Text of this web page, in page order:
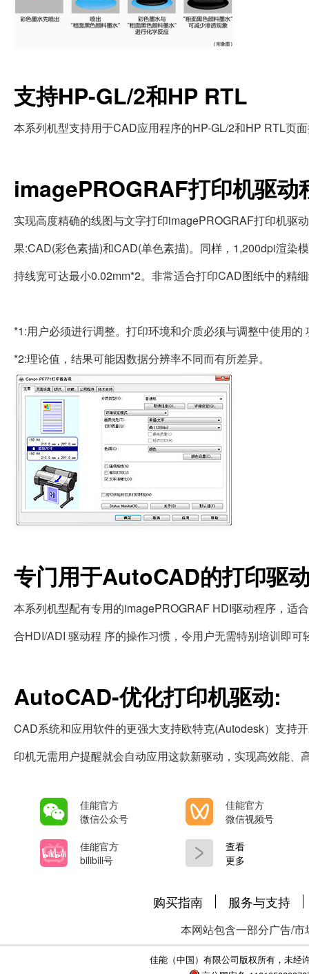
支持HP-GL/2和HP RTL
本系列机型支持用于CAD应用程序的HP-GL/2和HP RTL页
imagePROGRAF打印机驱动
实现高度精确的线图与文字打印imagePROGRAF打印机驱
果:CAD(彩色素描)和CAD(单色素描)。同样，1,200dpi渲染
持线宽可达最小0.02mm*2。非常适合打印CAD图纸中的精
*1:用户必须进行调整。打印环境和介质必须与调整中使用
*2:理论值，结果可能因数据分辨率不同而有所差异。
专门用于AutoCAD的打印驱
本系列机型配有专用的imagePROGRAF HDI驱动程序，适
合HDI/ADI 驱动程 序的操作习惯，令用户无需特别培训即可
AutoCAD-优化打印机驱动:
CAD系统和应用软件的更强大支持欧特克(Autodesk）支持
印机无需用户提醒就会自动应用这款新驱动，实现高效能、
佳能官方
微信公众号
佳能官方
微信视频号
佳能官方
bilibili号
查看
更多
购买指南 服务与支持
本网站包含一部分广告/
佳能（中国）有限公司版权所有，未经